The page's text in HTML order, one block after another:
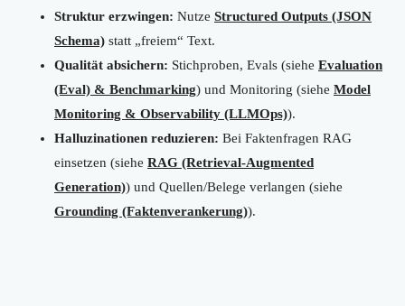
Struktur erzwingen: Nutze Structured Outputs (JSON
Schema) statt „freiem“ Text.
Qualität absichern: Stichproben, Evals (siehe Evaluation
(Eval) & Benchmarking) und Monitoring (siehe Model
Monitoring & Observability (LLMOps)).
Halluzinationen reduzieren: Bei Faktenfragen RAG
einsetzen (siehe RAG (Retrieval-Augmented
Generation)) und Quellen/Belege verlangen (siehe
Grounding (Faktenverankerung)).